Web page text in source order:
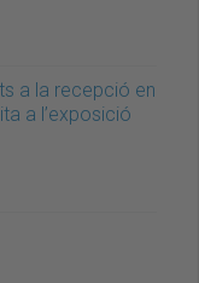
a la recepció en
a l’exposició